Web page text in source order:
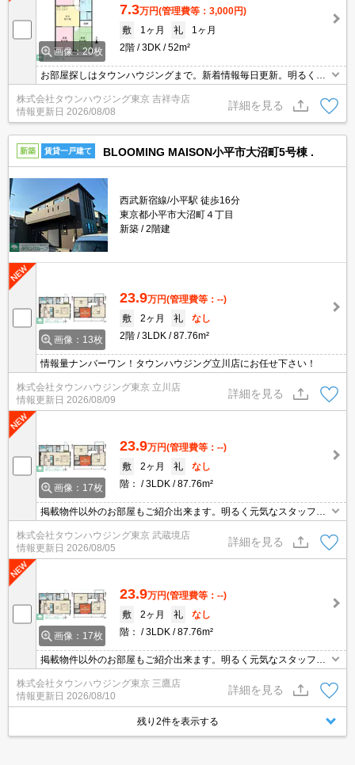
画像：20枚
7.3万円(管理費等：3,000円)
敷
1ヶ月 礼
1ヶ月
2階
3DK 52m²
お部屋探しはタウンハウジングまで。新着情報毎日更新。明るく元
気なスタッフがお待ちしております。
株式会社タウンハウジング東京 吉祥寺店
情報更新日 2026/08/08
詳細を見る
新築 賃貸一戸建て BLOOMING MAISON小平市大沼町5号棟 .
西武新宿線/小平駅 徒歩16分
東京都小平市大沼町４丁目
新築
2階建
画像：13枚
23.9万円(管理費等：--)
敷
2ヶ月 礼
なし
2階
3LDK 87.76m²
情報量ナンバーワン！タウンハウジング立川店にお任せ下さい！
株式会社タウンハウジング東京 立川店
情報更新日 2026/08/09
詳細を見る
画像：17枚
23.9万円(管理費等：--)
敷
2ヶ月 礼
なし
階：
3LDK 87.76m²
掲載物件以外のお部屋もご紹介出来ます。明るく元気なスタッフが
丁寧にご対応させていただきます。オンラインで見学・接客可能で
す！お気軽にお問い合わせ下さい☆★
株式会社タウンハウジング東京 武蔵境店
情報更新日 2026/08/05
詳細を見る
画像：17枚
23.9万円(管理費等：--)
敷
2ヶ月 礼
なし
階：
3LDK 87.76m²
掲載物件以外のお部屋もご紹介出来ます。明るく元気なスタッフが
丁寧にご対応させていただきます。オンラインで見学・接客可能で
す！お気軽にお問い合わせ下さい☆★
株式会社タウンハウジング東京 三鷹店
情報更新日 2026/08/10
詳細を見る
残り2件を表示する